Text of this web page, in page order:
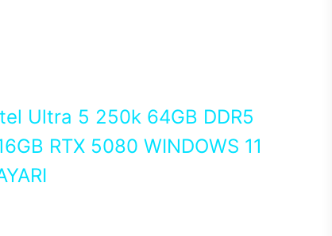
Ultra 5 250k 64GB DDR5
RTX 5080 WINDOWS 11